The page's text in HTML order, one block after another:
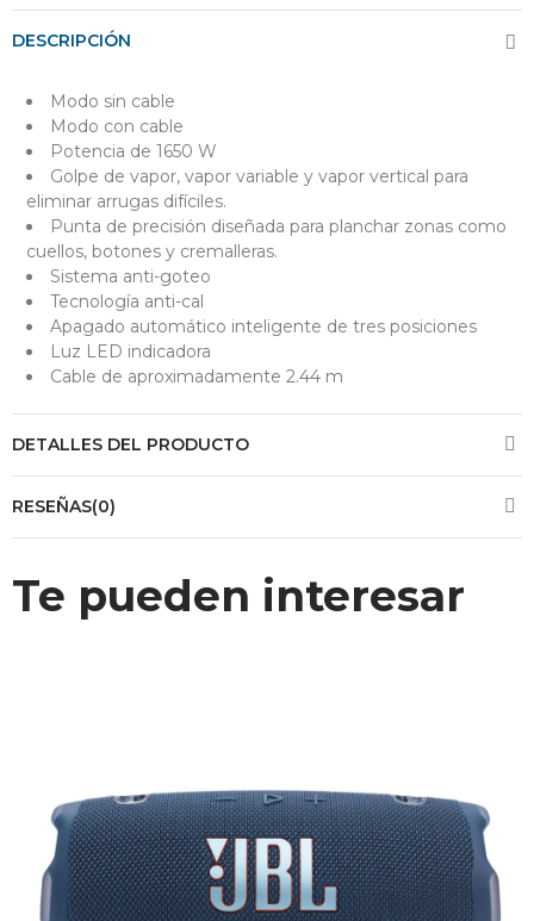
DESCRIPCIÓN
Modo sin cable
Modo con cable
Potencia de 1650 W
Golpe de vapor, vapor variable y vapor vertical para
eliminar arrugas difíciles.
Punta de precisión diseñada para planchar zonas como
cuellos, botones y cremalleras.
Sistema anti-goteo
Tecnología anti-cal
Apagado automático inteligente de tres posiciones
Luz LED indicadora
Cable de aproximadamente 2.44 m
DETALLES DEL PRODUCTO
RESEÑAS(0)
Te pueden interesar